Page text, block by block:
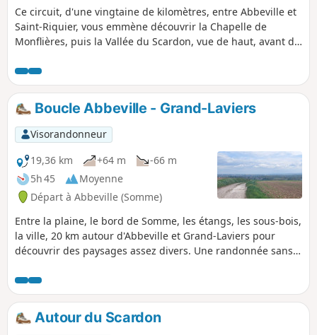
Ce circuit, d'une vingtaine de kilomètres, entre Abbeville et
Saint-Riquier, vous emmène découvrir la Chapelle de
Monflières, puis la Vallée du Scardon, vue de haut, avant de
Boucle Abbeville - Grand-Laviers
Visorandonneur
19,36 km
+64 m
-66 m
5h 45
Moyenne
Départ à Abbeville (Somme)
Entre la plaine, le bord de Somme, les étangs, les sous-bois,
la ville, 20 km autour d'Abbeville et Grand-Laviers pour
découvrir des paysages assez divers. Une randonnée sans
printemps (ou de toute autre saison pourvu que vous soyez
équipé en conséquence).
Autour du Scardon